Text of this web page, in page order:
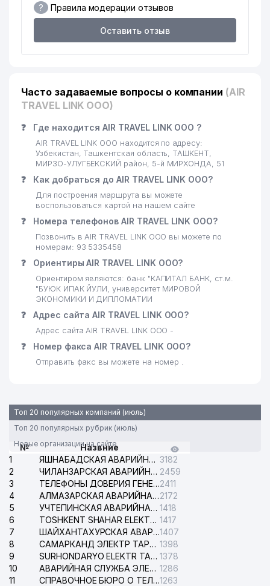
19
ПОЧЁТНОЕ КОНСУЛЬСТВО
КОРОЛЕВСТВА НИДЕРЛАНДОВ
20 ЛИ И.Х. ИндП 778 м
22
ИПОТЕКА БАНК АКИБ
23
ХОКИМИЯТ ЮНУСАБАДСКОГО
РАЙОНА
832 м
24
КУЛЬТУРНЫЙ ЦЕНТР
УЗБЕКИСТАНА
841 м
25
ГАБУРОВ ЕВГЕНИЙ
843 м
27 AVTOTEST REPORT ООО 851 м
28 LUX GOODS ЧП
МУЗЕЙ ОЛИМПИЙСКОЙ СЛАВЫ
ЭНЕРГИЯ КООРДИНАЦИОННО-
ДИСПЕТЧЕРСКИЙ ЦЕНТР
32
РЕГИОНАЛЬНЫЕ
ЭЛЕКТРИЧЕСКИЕ СЕТИ АО
BISH-SERVIS ООО
? Правила модерации отзывов
Оставить отзыв
Часто задаваемые вопросы о компании (AIR
TRAVEL LINK ООО)
❓ Где находится AIR TRAVEL LINK ООО ?
AIR TRAVEL LINK ООО находится по адресу:
Узбекистан, Ташкентская область, ТАШКЕНТ,
МИРЗО-УЛУГБЕКСКИЙ район, 5-й МИРХОНДА, 51
❓ Как добраться до AIR TRAVEL LINK ООО?
Для построения маршрута вы можете
воспользоваться картой на нашем сайте
❓ Номера телефонов AIR TRAVEL LINK ООО?
Позвонить в AIR TRAVEL LINK ООО вы можете по
номерам: 93 5335458
❓ Ориентиры AIR TRAVEL LINK ООО?
Ориентиром являются: банк "КАПИТАЛ БАНК, ст.м.
"БУЮК ИПАК ЙУЛИ, университет МИРОВОЙ
ЭКОНОМИКИ И ДИПЛОМАТИИ
❓ Адрес сайта AIR TRAVEL LINK ООО?
Адрес сайта AIR TRAVEL LINK ООО -
❓ Номер факса AIR TRAVEL LINK ООО?
Отправить факс вы можете на номер .
Топ 20 популярных компаний (июль)
Топ 20 популярных рубрик (июль)
Новые организации на сайте
№
Назвние
1
ЯШНАБАДСКАЯ АВАРИЙНАЯ СЛУЖБА ЭЛЕКТРОСЕТИ 3182
2
ЧИЛАНЗАРСКАЯ АВАРИЙНАЯ СЛУЖБА ЭЛЕКТРОСЕТИ 2459
3
ТЕЛЕФОНЫ ДОВЕРИЯ ГЕНЕРАЛЬНОЙ ПРОКУРАТУРЫ РЕСПУБЛИКИ УЗБЕКИСТАН2411
4
АЛМАЗАРСКАЯ АВАРИЙНАЯ СЛУЖБА ЭЛЕКТРОСЕТИ2172
5
УЧТЕПИНСКАЯ АВАРИЙНАЯ СЛУЖБА ЭЛЕКТРОСЕТИ 1418
6
TOSHKENT SHAHAR ELEKTR TARMOQLARI KORXONASI АО 1417
7
ШАЙХАНТАХУРСКАЯ АВАРИЙНАЯ СЛУЖБА ЭЛЕКТРОСЕТИ1407
8
САМАРКАНД ЭЛЕКТР ТАРМОКЛАРИ АО 1398
9
SURHONDARYO ELEKTR TARMOKLARI АО 1378
10
АВАРИЙНАЯ СЛУЖБА ЭЛЕКТРОСЕТИ ТАШКЕНТСКОГО РАЙОНА 1286
11
СПРАВОЧНОЕ БЮРО О ТЕЛЕФОНАХ ОРГАНИЗАЦИЙ г. ТАШКЕНТА1263